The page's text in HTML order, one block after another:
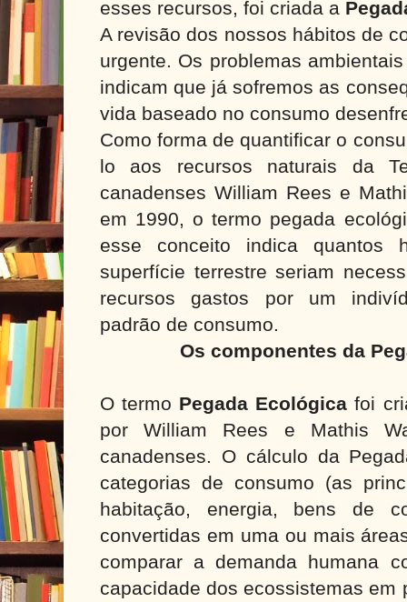
esses recursos, foi criada a
A revisão dos nossos hábitos de
urgente. Os problemas
indicam que já sofremos as
vida baseado no consumo
Como forma de quantificar o
lo aos recursos naturais da
canadenses William Rees e
em 1990, o termo pegada
esse conceito indica quantos
superfície terrestre seriam
recursos gastos por um
padrão de consumo.
Os componentes da
O termo Pegada Ecológica foi
por William Rees e Mathis
canadenses. O cálculo da
categorias de consumo (as
habitação, energia, bens de
convertidas em uma ou mais
comparar a demanda humana
capacidade dos ecossistemas em